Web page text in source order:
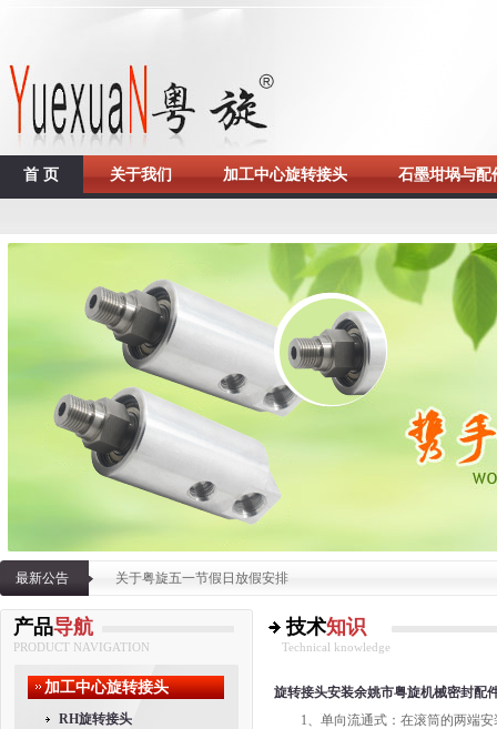
首 页 关于我们 加工中心旋转接头 石墨坩埚与配
最新公告
关于粤旋五一节假日放假安排
产品导航
PRODUCT NAVIGATION
加工中心旋转接头
RH旋转接头
技术知识
Technical knowledge
旋转接头安装余姚市粤旋机械密封配
1、单向流通式：在滚筒的两端